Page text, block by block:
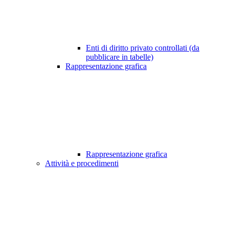
Enti di diritto privato controllati (da
pubblicare in tabelle)
Rappresentazione grafica
Rappresentazione grafica
Attività e procedimenti